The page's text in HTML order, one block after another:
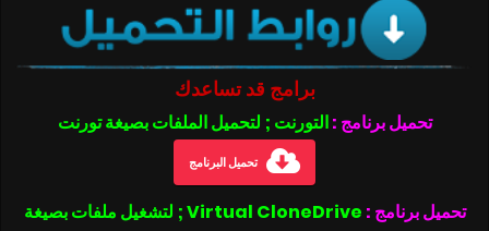
برامج قد تساعدك
تحميل برنامج :التورنت ; لتحميل الملفات بصيغة تورنت
تحميل البرنامج
تحميل برنامج :
Virtual CloneDrive ; لتشغيل ملفات بصيغة